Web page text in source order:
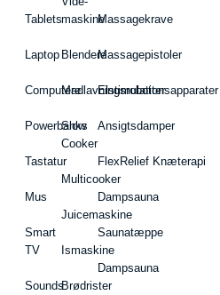
Tablets
Laptop
Computere
Powerbanks
Tastatur
Mus
Smart
TV
Sounds
maskine
Blendere
Madlavningsrobotter
Slow
Cooker
Multicooker
Juicemaskine
Ismaskine
Brødrister
Massagekrave
Massagepistoler
Elstimulationsapparater
Ansigtsdamper
FlexRelief Knæterapi
Dampsauna
Saunatæppe
Dampsauna